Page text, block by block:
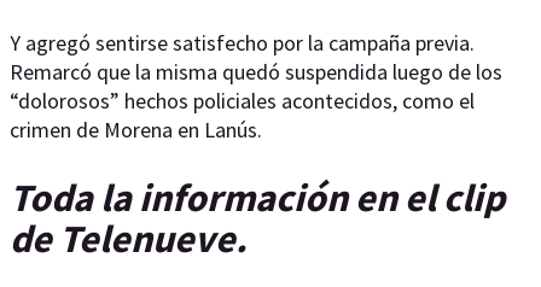
Y agregó sentirse satisfecho por la campaña previa.
Remarcó que la misma quedó suspendida luego de los
“dolorosos” hechos policiales acontecidos, como el
crimen de Morena en Lanús.
Toda la información en el clip
de Telenueve.